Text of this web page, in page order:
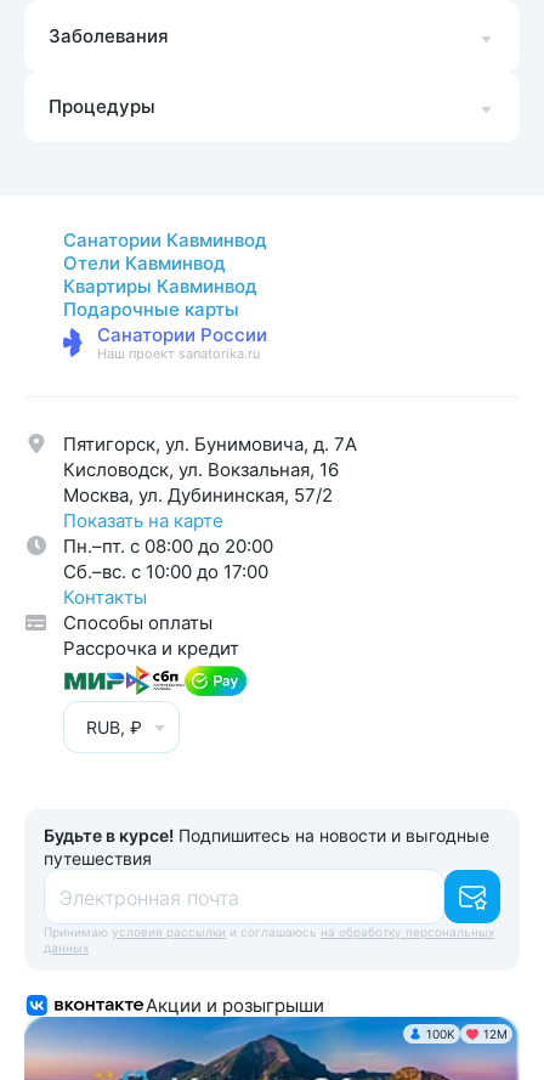
Заболевания
Процедуры
Санатории Кавминвод
Отели Кавминвод
Квартиры Кавминвод
Подарочные карты
Санатории России
Наш проект sanatorika.ru
Пятигорск, ул. Бунимовича, д. 7A
Кисловодск, ул. Вокзальная, 16
Москва, ул. Дубининская, 57/2
Показать на карте
Пн.–пт. с 08:00 до 20:00
Cб.–вс. с 10:00 до 17:00
Контакты
Способы оплаты
Рассрочка и кредит
RUB, ₽
Будьте в курсе! Подпишитесь на новости и выгодные
путешествия
Электронная почта
Принимаю условия рассылки и соглашаюсь на обработку персональных
данных
Акции и розыгрыши
100K 12М